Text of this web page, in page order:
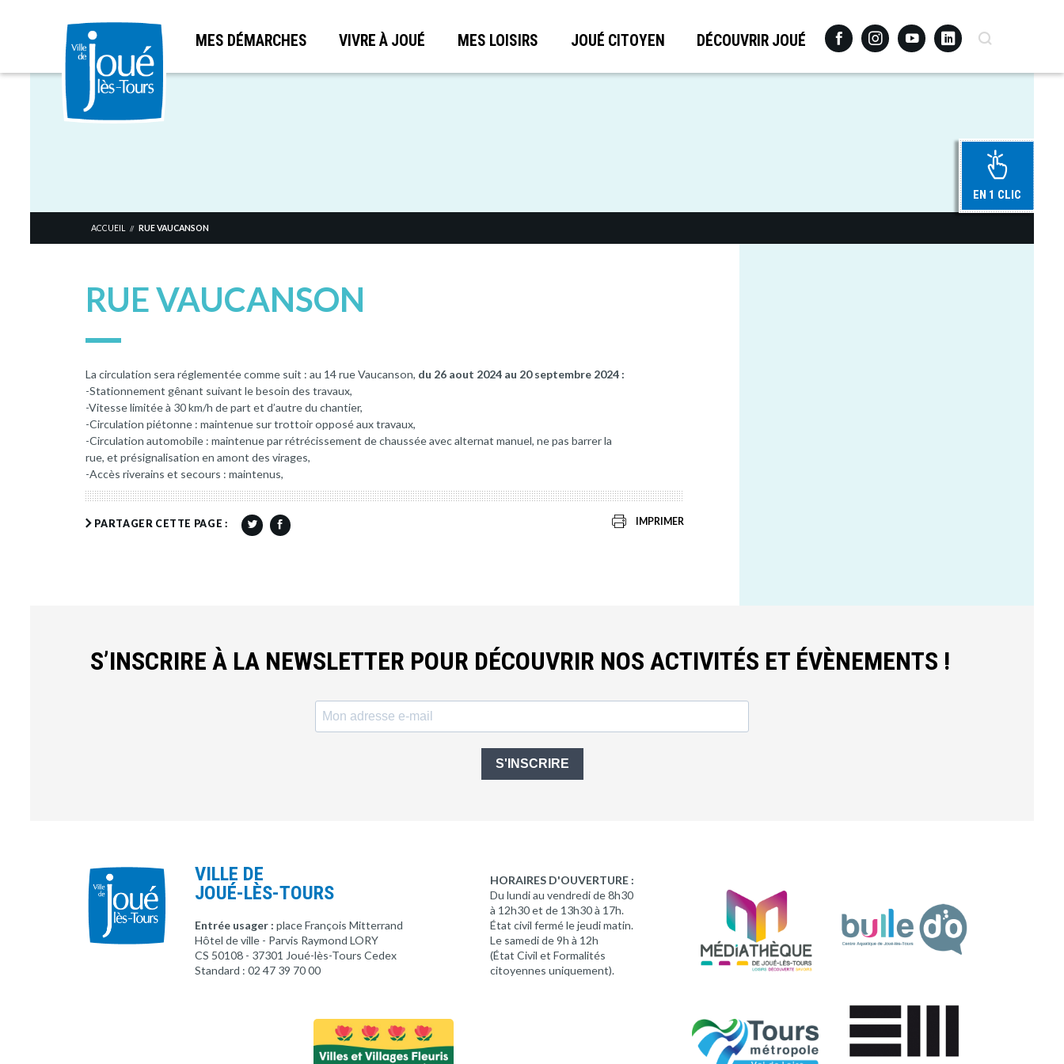
Aller
MES DÉMARCHES VIVRE À JOUÉ MES LOISIRS JOUÉ CITOYEN DÉCOUVRIR JOUÉ FacebookInstagramYoutubeLinkedinRecherche
EN 1 CLIC
ACCUEIL // RUE VAUCANSON
RUE VAUCANSON
La circulation sera réglementée comme suit : au 14 rue Vaucanson, du 26 aout 2024 au 20 septembre 2024 :
-Stationnement gênant suivant le besoin des travaux,
-Vitesse limitée à 30 km/h de part et d’autre du chantier,
-Circulation piétonne : maintenue sur trottoir opposé aux travaux,
-Circulation automobile : maintenue par rétrécissement de chaussée avec alternat manuel, ne pas barrer la
rue, et présignalisation en amont des virages,
-Accès riverains et secours : maintenus,
PARTAGER CETTE PAGE : IMPRIMER
S’INSCRIRE À LA NEWSLETTER POUR DÉCOUVRIR NOS ACTIVITÉS ET ÉVÈNEMENTS !
S'INSCRIRE
VILLE DE
JOUÉ-LÈS-TOURS
Entrée usager : place François Mitterrand
Hôtel de ville - Parvis Raymond LORY
CS 50108 - 37301 Joué-lès-Tours Cedex
Standard : 02 47 39 70 00
HORAIRES D'OUVERTURE :
Du lundi au vendredi de 8h30
à 12h30 et de 13h30 à 17h.
État civil fermé le jeudi matin.
Le samedi de 9h à 12h
(État Civil et Formalités
citoyennes uniquement).